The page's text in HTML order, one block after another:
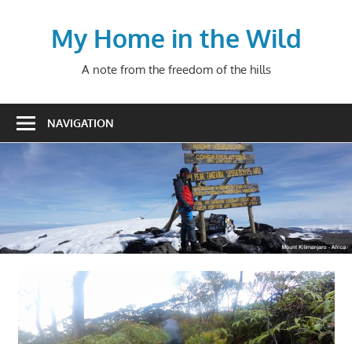
My Home in the Wild
A note from the freedom of the hills
NAVIGATION